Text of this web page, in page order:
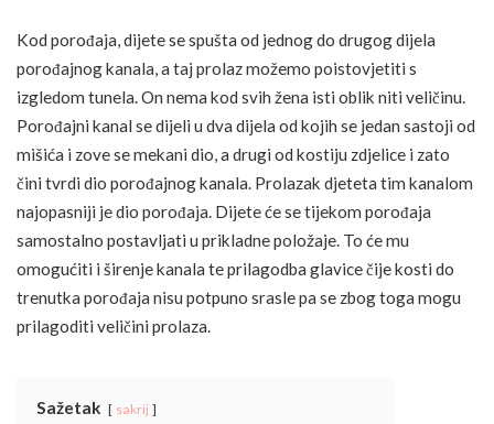
Kod porođaja, dijete se spušta od jednog do drugog dijela
porođajnog kanala, a taj prolaz možemo poistovjetiti s
izgledom tunela. On nema kod svih žena isti oblik niti veličinu.
Porođajni kanal se dijeli u dva dijela od kojih se jedan sastoji od
mišića i zove se mekani dio, a drugi od kostiju zdjelice i zato
čini tvrdi dio porođajnog kanala. Prolazak djeteta tim kanalom
najopasniji je dio porođaja. Dijete će se tijekom porođaja
samostalno postavljati u prikladne položaje. To će mu
omogućiti i širenje kanala te prilagodba glavice čije kosti do
trenutka porođaja nisu potpuno srasle pa se zbog toga mogu
prilagoditi veličini prolaza.
Sažetak sakrij